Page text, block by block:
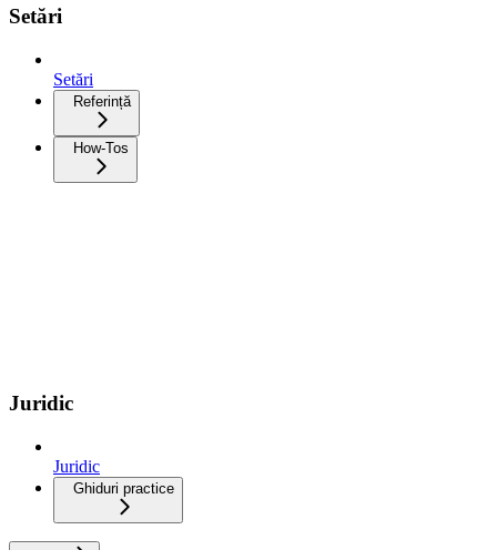
Setări
Setări
Referință
How-Tos
Juridic
Juridic
Ghiduri practice